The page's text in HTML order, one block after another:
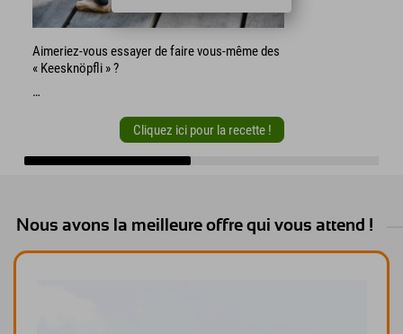
Aimeriez-vous essayer de faire vous-même des
« Keesknöpfli » ?
…
Cliquez ici pour la recette !
Nous avons la meilleure offre qui vous attend !